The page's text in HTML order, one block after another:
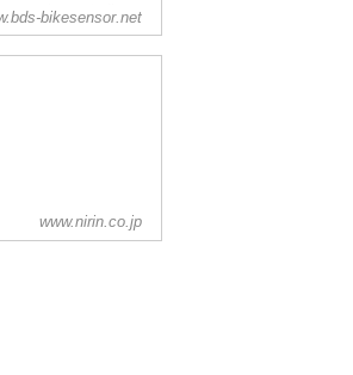
サー 真夏の祭典」
bikesensor.net
www.nirin.co.jp